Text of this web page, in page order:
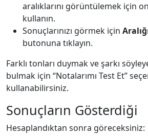
aralıklarını görüntülemek için
kullanın.
Sonuçlarınızı görmek için
butonuna tıklayın.
Farklı tonları duymak ve şarkı
bulmak için “Notalarımı Test Et”
kullanabilirsiniz.
Sonuçların Gösterdiği
Hesaplandıktan sonra göreceksiniz: